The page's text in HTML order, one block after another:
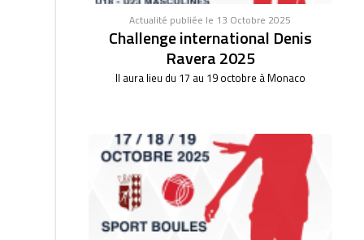
Actualité publiée le 13 Octobre 2025
Challenge international Denis
Ravera 2025
Il aura lieu du 17 au 19 octobre à Monaco